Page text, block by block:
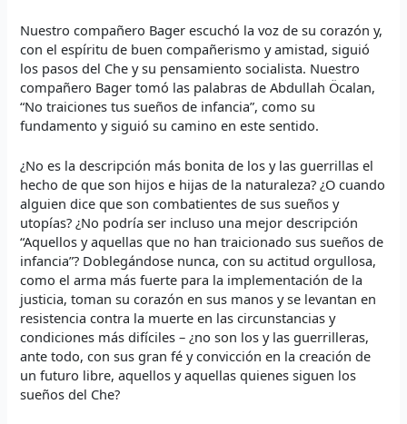
Nuestro compañero Bager escuchó la voz de su corazón y,
con el espíritu de buen compañerismo y amistad, siguió
los pasos del Che y su pensamiento socialista. Nuestro
compañero Bager tomó las palabras de Abdullah Öcalan,
“No traiciones tus sueños de infancia”, como su
fundamento y siguió su camino en este sentido.
¿No es la descripción más bonita de los y las guerrillas el
hecho de que son hijos e hijas de la naturaleza? ¿O cuando
alguien dice que son combatientes de sus sueños y
utopías? ¿No podría ser incluso una mejor descripción
“Aquellos y aquellas que no han traicionado sus sueños de
infancia”? Doblegándose nunca, con su actitud orgullosa,
como el arma más fuerte para la implementación de la
justicia, toman su corazón en sus manos y se levantan en
resistencia contra la muerte en las circunstancias y
condiciones más difíciles – ¿no son los y las guerrilleras,
ante todo, con sus gran fé y convicción en la creación de
un futuro libre, aquellos y aquellas quienes siguen los
sueños del Che?